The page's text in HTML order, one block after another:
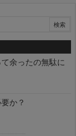
余ったの無駄に
か？